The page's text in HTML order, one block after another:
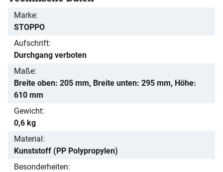
Marke
STOPPO
Aufschrift
Durchgang verboten
Maße
Breite oben: 205 mm, Breite unten: 295 mm, Höhe:
610 mm
Gewicht
0,6 kg
Material
Kunststoff (PP Polypropylen)
Besonderheiten